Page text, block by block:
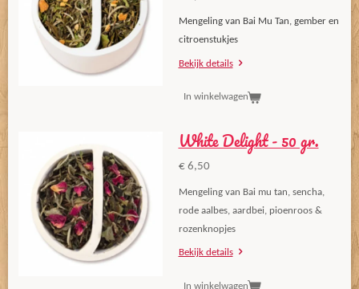
Mengeling van Bai Mu Tan, gember en
citroenstukjes
Bekijk details
In winkelwagen
White Delight - 50 gr.
€ 6,50
Mengeling van Bai mu tan, sencha,
rode aalbes, aardbei, pioenroos &
rozenknopjes
Bekijk details
In winkelwagen